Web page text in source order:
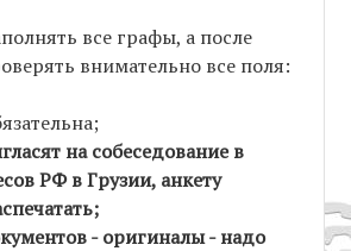
все графы, а после
внимательно все поля:
на собеседование в
РФ в Грузии, анкету
- оригиналы - надо